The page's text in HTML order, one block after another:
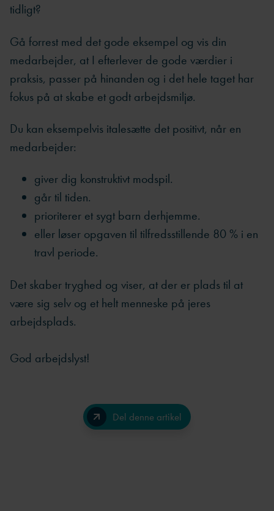
tidligt?
Gå forrest med det gode eksempel og vis din
medarbejder, at I efterlever de gode værdier i
praksis, passer på hinanden og i det hele taget har
fokus på at skabe et godt arbejdsmiljø.
Du kan eksempelvis italesætte det positivt, når en
medarbejder:
giver dig konstruktivt modspil.
går til tiden.
prioriterer et sygt barn derhjemme.
eller løser opgaven til tilfredsstillende 80 % i en
travl periode.
Det skaber tryghed og viser, at der er plads til at
være sig selv og et helt menneske på jeres
arbejdsplads.
God arbejdslyst!
Del denne artikel